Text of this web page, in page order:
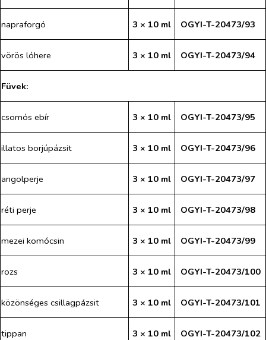
napraforgó 3 × 10 ml OGYI-T-20473/93
vörös lóhere 3 × 10 ml OGYI-T-20473/94
Füvek:
csomós ebír 3 × 10 ml OGYI-T-20473/95
illatos borjúpázsit 3 × 10 ml OGYI-T-20473/96
angolperje 3 × 10 ml OGYI-T-20473/97
réti perje 3 × 10 ml OGYI-T-20473/98
mezei komócsin 3 × 10 ml OGYI-T-20473/99
rozs 3 × 10 ml OGYI-T-20473/100
közönséges csillagpázsit 3 × 10 ml OGYI-T-20473/101
tippan 3 × 10 ml OGYI-T-20473/102